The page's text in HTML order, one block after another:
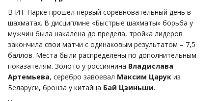
В ИТ-Парке прошел первый соревновательный день в
шахматах. В дисциплине «Быстрые шахматы» борьба у
мужчин была накалена до предела, тройка лидеров
закончила свои матчи с одинаковым результатом – 7,5
баллов. Места были распределены по дополнительным
показателям. Золото у россиянина Владислава
Артемьева, серебро завоевал Максим Царук из
Беларуси, бронза у китайца Бай Цзиньши.